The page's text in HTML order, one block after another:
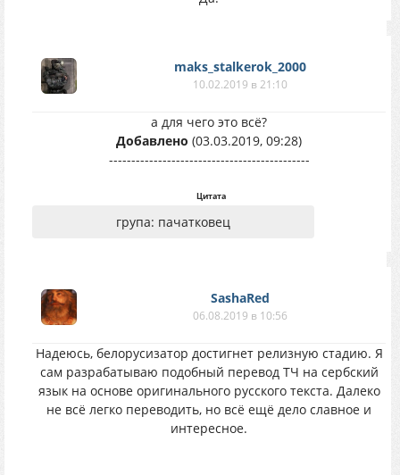
maks_stalkerok_2000
10.02.2019 в 21:10
а для чего это всё?
Добавлено (03.03.2019, 09:28)
---------------------------------------------
Цитата
група: пачатковец
SashaRed
06.08.2019 в 10:56
Надеюсь, белорусизатор достигнет релизную стадию. Я
сам разрабатываю подобный перевод ТЧ на сербский
язык на основе оригинального русского текста. Далеко
не всё легко переводить, но всё ещё дело славное и
интересное.